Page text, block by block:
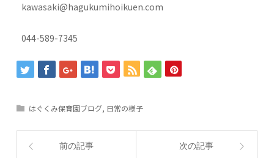
kawasaki@hagukumihoikuen.com
044-589-7345
はぐくみ保育園ブログ, 日常の様子
前の記事 次の記事